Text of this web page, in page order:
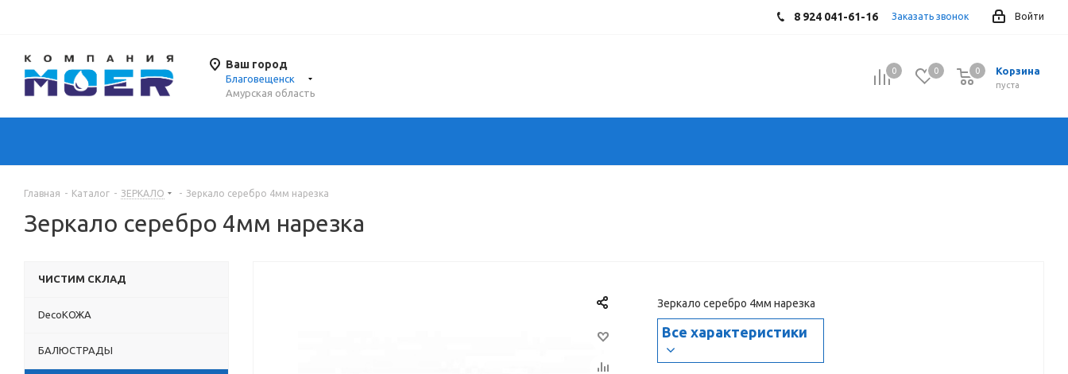
Войти
8 924 041-61-16 Заказать звонок
Ваш город
Благовещенск
Амурская область
0 0 Корзина
0
пуста
0
Главная - Каталог - ЗЕРКАЛО - Зеркало серебро 4мм нарезка
Зеркало серебро 4мм нарезка
Зеркало серебро 4мм нарезка
Все характеристики
ЧИСТИМ СКЛАД
DecoКОЖА
БАЛЮСТРАДЫ